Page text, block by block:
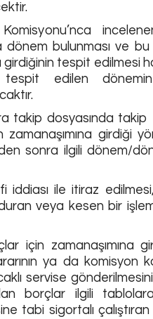
dönem bulunması ve
girdiğinin tespit edilmesi
tespit edilen
takip dosyasında takip
girdiği
sonra ilgili dönem/
iddiası ile itiraz
veya kesen bir
için zamanaşımına
ya da komisyon
servise
borçlar ilgili tablolara
tabi sigortalı